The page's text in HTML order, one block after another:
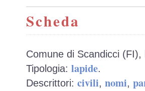
Scheda
Comune di Scandicci
Tipologia: lapide.
Descrittori: civili, nomi,